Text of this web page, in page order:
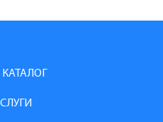
КАТАЛОГ